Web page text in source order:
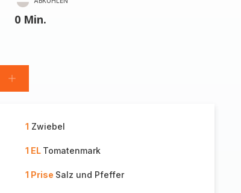
0 Min.
Personen
1 Zwiebel
1 EL Tomatenmark
1 Prise Salz und Pfeffer